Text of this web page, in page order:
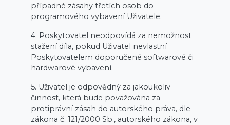
případné zásahy třetích osob do
programového vybavení Uživatele.
4. Poskytovatel neodpovídá za nemožnost
stažení díla, pokud Uživatel nevlastní
Poskytovatelem doporučené softwarové či
hardwarové vybavení.
5. Uživatel je odpovědný za jakoukoliv
činnost, která bude považována za
protiprávní zásah do autorského práva, dle
zákona č. 121/2000 Sb., autorského zákona, v